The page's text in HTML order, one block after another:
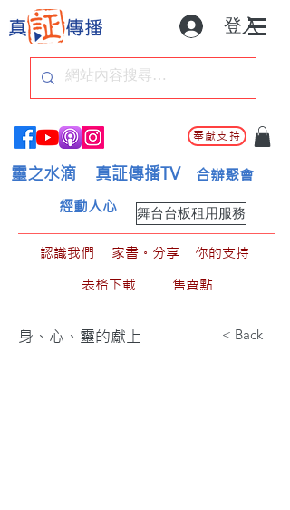
登入
奉獻支持
靈之水滴 真証傳播TV 合辦聚會
舞台台板租用服務
經動人心
認識我們 家書。分享
你的支持
表格下載
售賣點
身、心、靈的獻上 < Back